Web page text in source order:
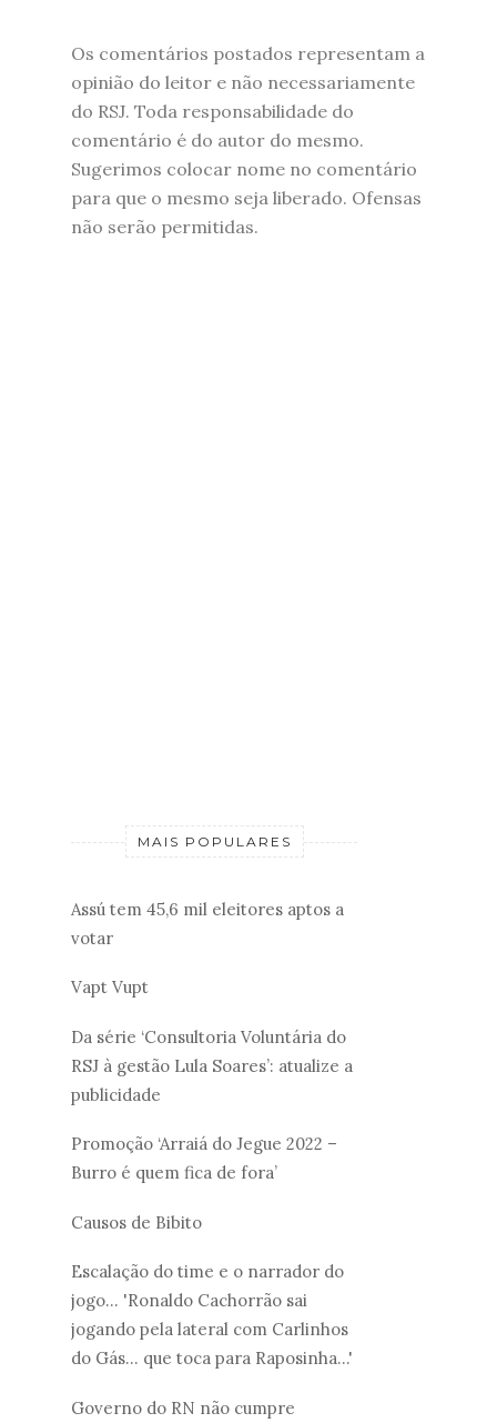
Os comentários postados representam a
opinião do leitor e não necessariamente
do RSJ. Toda responsabilidade do
comentário é do autor do mesmo.
Sugerimos colocar nome no comentário
para que o mesmo seja liberado. Ofensas
não serão permitidas.
MAIS POPULARES
Assú tem 45,6 mil eleitores aptos a
votar
Vapt Vupt
Da série ‘Consultoria Voluntária do
RSJ à gestão Lula Soares’: atualize a
publicidade
Promoção ‘Arraiá do Jegue 2022 –
Burro é quem fica de fora’
Causos de Bibito
Escalação do time e o narrador do
jogo... 'Ronaldo Cachorrão sai
jogando pela lateral com Carlinhos
do Gás... que toca para Raposinha...'
Governo do RN não cumpre